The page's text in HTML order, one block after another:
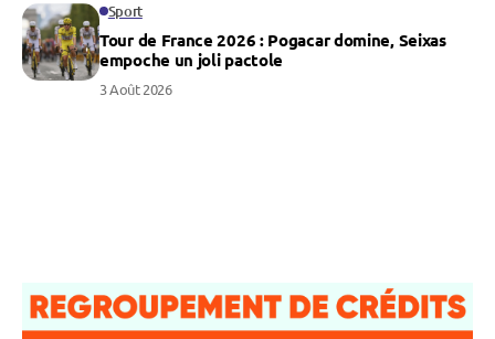
Sport
Tour de France 2026 : Pogacar domine, Seixas
empoche un joli pactole
3 Août 2026